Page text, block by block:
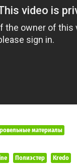
материалы
Полиэстер Kredo